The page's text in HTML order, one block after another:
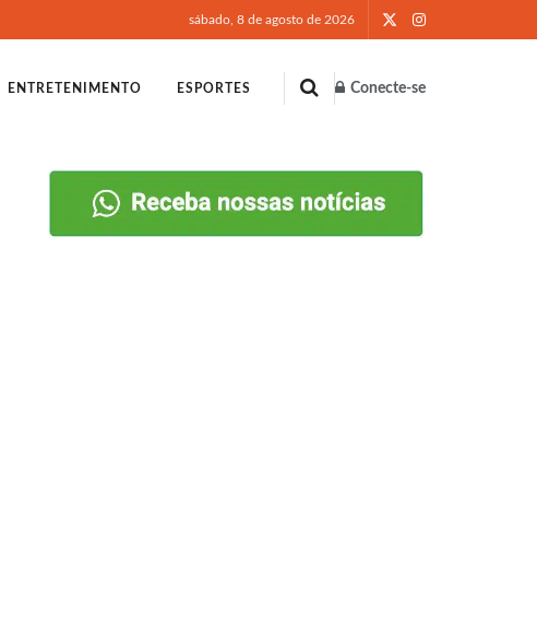
sábado, 8 de agosto de 2026
ENTRETENIMENTO ESPORTES Conecte-se